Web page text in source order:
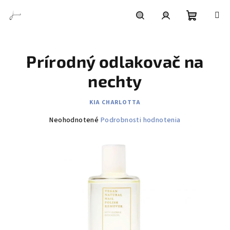
košík
Prírodný odlakovač na
nechty
KIA CHARLOTTA
Priemerné
Neohodnotené Podrobnosti hodnotenia